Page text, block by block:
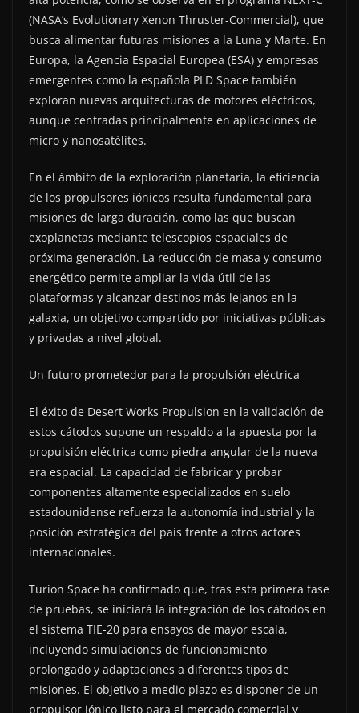
(NASA’s Evolutionary Xenon Thruster-Commercial), que
busca alimentar futuras misiones a la Luna y Marte. En
Europa, la Agencia Espacial Europea (ESA) y empresas
emergentes como la española PLD Space también
exploran nuevas arquitecturas de motores eléctricos,
aunque centradas principalmente en aplicaciones de
micro y nanosatélites.
En el ámbito de la exploración planetaria, la eficiencia
de los propulsores iónicos resulta fundamental para
misiones de larga duración, como las que buscan
exoplanetas mediante telescopios espaciales de
próxima generación. La reducción de masa y consumo
energético permite ampliar la vida útil de las
plataformas y alcanzar destinos más lejanos en la
galaxia, un objetivo compartido por iniciativas públicas
y privadas a nivel global.
Un futuro prometedor para la propulsión eléctrica
El éxito de Desert Works Propulsion en la validación de
estos cátodos supone un respaldo a la apuesta por la
propulsión eléctrica como piedra angular de la nueva
era espacial. La capacidad de fabricar y probar
componentes altamente especializados en suelo
estadounidense refuerza la autonomía industrial y la
posición estratégica del país frente a otros actores
internacionales.
Turion Space ha confirmado que, tras esta primera fase
de pruebas, se iniciará la integración de los cátodos en
el sistema TIE-20 para ensayos de mayor escala,
incluyendo simulaciones de funcionamiento
prolongado y adaptaciones a diferentes tipos de
misiones. El objetivo a medio plazo es disponer de un
propulsor iónico listo para el mercado comercial y